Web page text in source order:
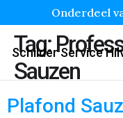
Onderdeel
Schilder Service
Tag:
Sauzen
Plafond